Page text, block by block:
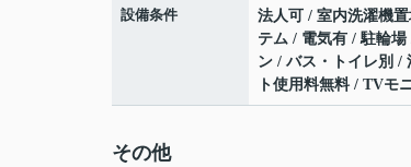
設備条件
法人可 / 室内洗濯機
テム / 電気有 / 駐輪
ン / バス・トイレ別 /
ト使用料無料 / TVモ
その他